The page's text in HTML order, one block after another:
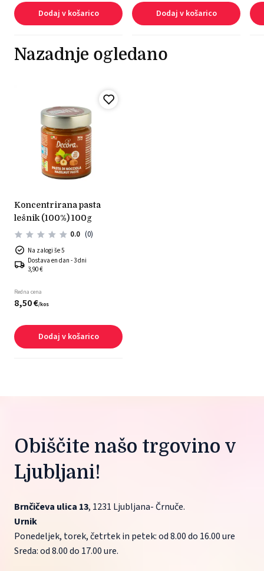
Dodaj v košarico Dodaj v košarico
Nazadnje ogledano
koncentrirana pasta
lešnik (100%) 100g
0.0 (0)
Na zalogi še 5
Dostava en dan - 3 dni
3,90 €
Redna cena
8,50€/kos
Dodaj v košarico
Obiščite našo trgovino v
Ljubljani!
Brnčičeva ulica 13, 1231 Ljubljana- Črnuče.
Urnik
Ponedeljek, torek, četrtek in petek: od 8.00 do 16.00 ure
Sreda: od 8.00 do 17.00 ure.